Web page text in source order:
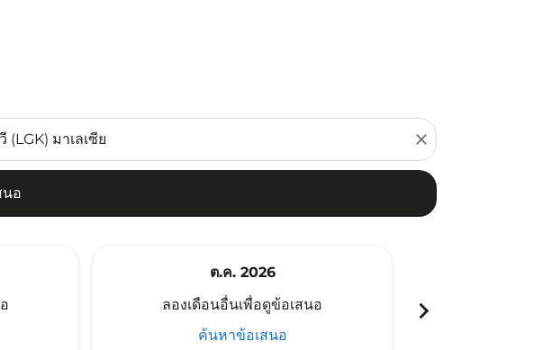
close
นอ
ต.ค. 2026
ลองเดือนอื่นเพื่อดูข้อเสนอ
ค้นหาข้อเสนอ
chevron_right